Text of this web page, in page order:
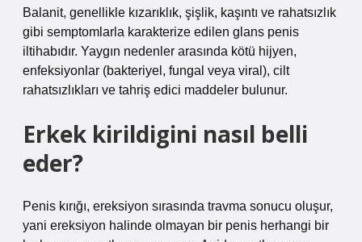
Balanit, genellikle kızarıklık, şişlik, kaşıntı ve rahatsızlık
gibi semptomlarla karakterize edilen glans penis
iltihabıdır. Yaygın nedenler arasında kötü hijyen,
enfeksiyonlar (bakteriyel, fungal veya viral), cilt
rahatsızlıkları ve tahriş edici maddeler bulunur.
Erkek kirildigini nasıl belli
eder?
Penis kırığı, ereksiyon sırasında travma sonucu oluşur,
yani ereksiyon halinde olmayan bir penis herhangi bir